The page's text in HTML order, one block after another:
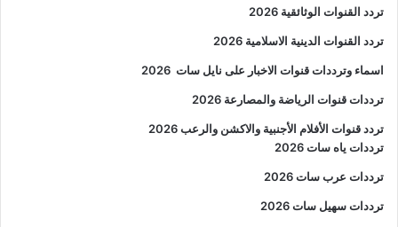
تردد القنوات الوثائقية 2026
تردد القنوات الدينية الاسلامية 2026
اسماء وترددات قنوات الاخبار على نايل سات 2026
ترددات قنوات الرياضة والمصارعة 2026
تردد قنوات الأفلام الأجنبية والاكشن والرعب2026
ترددات ياه سات 2026
ترددات عرب سات 2026
ترددات سهيل سات 2026